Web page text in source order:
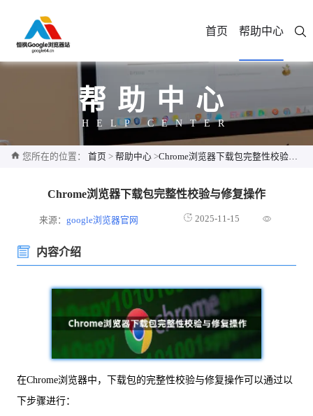
首页 帮助中心
帮助中心
HELP CENTER
您所在的位置： 首页 > 帮助中心 >Chrome浏览器下载包完整性校验与修复操作
Chrome浏览器下载包完整性校验与修复操作
来源：google浏览器官网 2025-11-15
内容介绍
在Chrome浏览器中，下载包的完整性校验与修复操作可以通过以
下步骤进行：